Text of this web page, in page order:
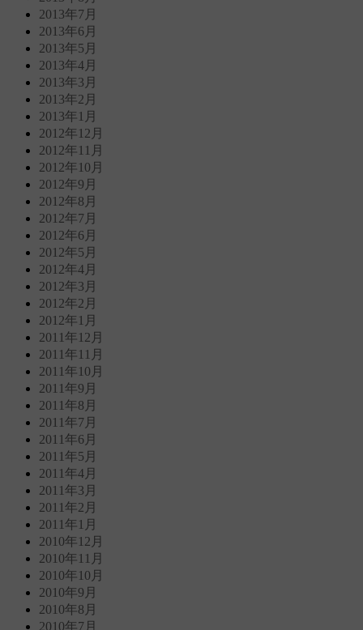
2013年7月
2013年6月
2013年5月
2013年4月
2013年3月
2013年2月
2013年1月
2012年12月
2012年11月
2012年10月
2012年9月
2012年8月
2012年7月
2012年6月
2012年5月
2012年4月
2012年3月
2012年2月
2012年1月
2011年12月
2011年11月
2011年10月
2011年9月
2011年8月
2011年7月
2011年6月
2011年5月
2011年4月
2011年3月
2011年2月
2011年1月
2010年12月
2010年11月
2010年10月
2010年9月
2010年8月
2010年7月